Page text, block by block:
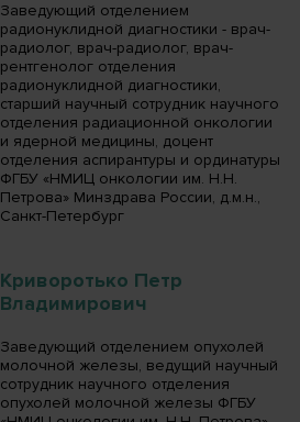
Заведующий отделением
радионуклидной диагностики - врач-
радиолог, врач-радиолог, врач-
рентгенолог отделения
радионуклидной диагностики,
старший научный сотрудник научного
отделения радиационной онкологии
и ядерной медицины, доцент
отделения аспирантуры и ординатуры
ФГБУ «НМИЦ онкологии им. Н.Н.
Петрова» Минздрава России, д.м.н.,
Санкт-Петербург
Криворотько Петр
Владимирович
Заведующий отделением опухолей
молочной железы, ведущий научный
сотрудник научного отделения
опухолей молочной железы ФГБУ